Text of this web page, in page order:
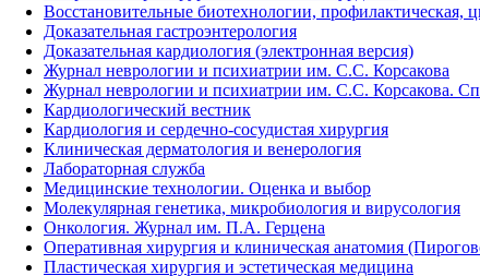
Восстановительные биотехнологии, профилактическая,
Доказательная гастроэнтерология
Доказательная кардиология (электронная версия)
Журнал неврологии и психиатрии им. С.С. Корсакова
Журнал неврологии и психиатрии им. С.С. Корсакова.
Кардиологический вестник
Кардиология и сердечно-сосудистая хирургия
Клиническая дерматология и венерология
Лабораторная служба
Медицинские технологии. Оценка и выбор
Молекулярная генетика, микробиология и вирусология
Онкология. Журнал им. П.А. Герцена
Оперативная хирургия и клиническая анатомия
Пластическая хирургия и эстетическая медицина